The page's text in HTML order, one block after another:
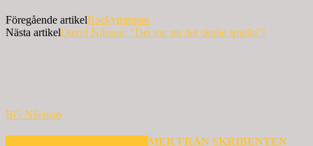
Föregående artikelRockytrappan
Nästa artikelDavid Nilsson: ”Det var nu det skulle smälla”!
BG Nilensjö
MER FRÅN SKRIBENTEN